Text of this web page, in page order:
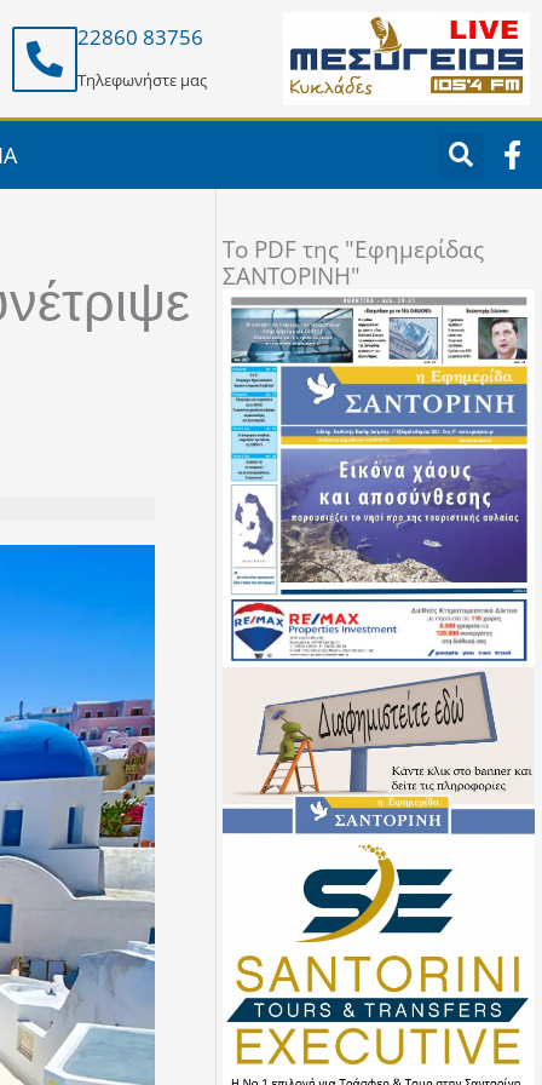
22860 83756
Τηλεφωνήστε μας
F
a
c
o
k
-
f
To PDF της "Εφημερίδας
ΣΑΝΤΟΡΙΝΗ"